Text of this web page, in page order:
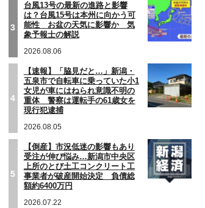
3
台風13号の最新の進路と影響
は？台風15号は本州に向かう可
能性 お盆の天気に影響か 気
象予報士の解説
2026.08.06
4
【速報】「脇見だと…」新潟・
五泉市で自転車に乗っていた小1
女児が車にはねられ意識不明の
重体 警察は運転手の61歳女を
現行犯逮捕
2026.08.05
5
【倒産】市況低迷の影響もあり
受注が伸び悩み…新潟市中央区
上所のとび土工コンクリート工
事業者が破産開始決定 負債総
額約6400万円
2026.07.22